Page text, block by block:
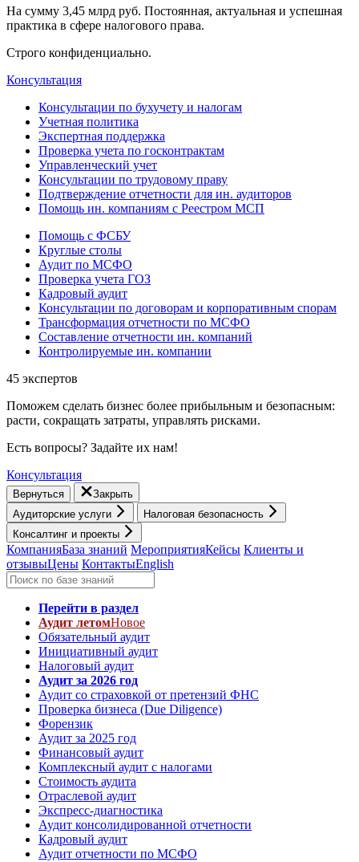
На сумму 3,45 млрд руб. Постоянная, актуальная и успешная
практика в сфере налогового права.
Строго конфиденциально.
Консультация
Консультации по бухучету и налогам
Учетная политика
Экспертная поддержка
Проверка учета по госконтрактам
Управленческий учет
Консультации по трудовому праву
Подтверждение отчетности для ин. аудиторов
Помощь ин. компаниям с Реестром МСП
Помощь с ФСБУ
Круглые столы
Аудит по МСФО
Проверка учета ГОЗ
Кадровый аудит
Консультации по договорам и корпоративным спорам
Трансформация отчетности по МСФО
Составление отчетности ин. компаний
Контролируемые ин. компании
45 экспертов
Поможем сделать бизнес более прибыльным и безопасным:
расти, cокращать затраты, управлять рисками.
Есть вопросы? Задайте их нам!
Консультация
Вернуться
Закрыть
Аудиторские услуги
Налоговая безопасность
Консалтинг и проекты
КомпанияБаза знаний МероприятияКейсы Клиенты и
отзывыЦены КонтактыEnglish
Перейти в раздел
Аудит летомНовое
Обязательный аудит
Инициативный аудит
Налоговый аудит
Аудит за 2026 год
Аудит со страховкой от претензий ФНС
Проверка бизнеса (Due Diligence)
Форензик
Аудит за 2025 год
Финансовый аудит
Комплексный аудит с налогами
Стоимость аудита
Отраслевой аудит
Экспресс-диагностика
Аудит консолидированной отчетности
Кадровый аудит
Аудит отчетности по МСФО